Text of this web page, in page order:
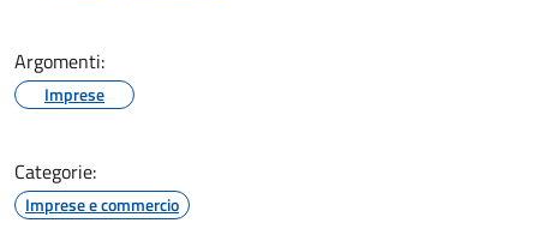
Argomenti:
Imprese
Categorie:
Imprese e commercio